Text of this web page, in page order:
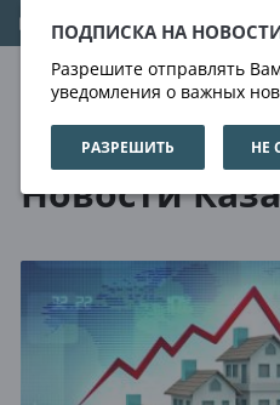
ПОДПИСКА НА
Разрешите отправлять
уведомления о важных
РАЗРЕШИТЬ НЕ
09.08.2026 11:48:15
Новости Новости
Новости